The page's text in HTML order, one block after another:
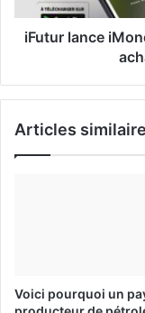
iFutur lance
Articles
Voici pourquoi un